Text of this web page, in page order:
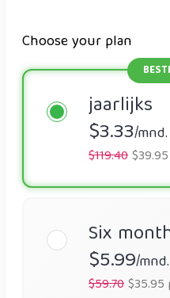
Choose your plan
jaarlijks
$3.33/mnd.
$119.40
Six
$5.99/mnd.
$59.70$35.95